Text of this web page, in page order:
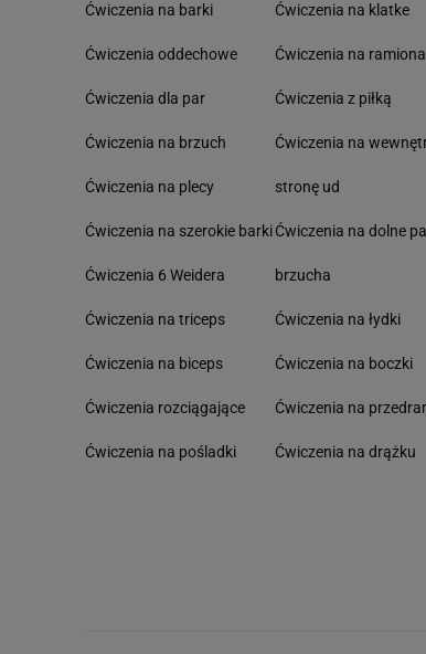
Ćwiczenia na barki
Ćwiczenia oddechowe
Ćwiczenia dla par
Ćwiczenia na brzuch
Ćwiczenia na plecy
Ćwiczenia na szerokie barki
Ćwiczenia 6 Weidera
Ćwiczenia na triceps
Ćwiczenia na biceps
Ćwiczenia rozciągające
Ćwiczenia na pośladki
Ćwiczenia na klatke
Ćwiczenia na ramiona
Ćwiczenia z piłką
Ćwiczenia na
stronę ud
Ćwiczenia na dolne
brzucha
Ćwiczenia na łydki
Ćwiczenia na boczki
Ćwiczenia na
Ćwiczenia na drążku